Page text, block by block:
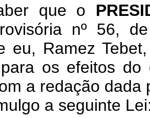
que o
nº 56,
eu, Ramez
os efeitos
a redação dada
a seguinte